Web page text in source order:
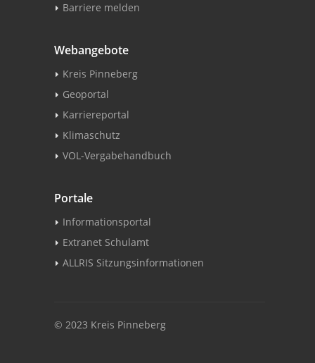
Barriere melden
Webangebote
Kreis Pinneberg
Geoportal
Karriereportal
Klimaschutz
VOL-Vergabehandbuch
Portale
Informationsportal
Extranet Schulamt
ALLRIS Sitzungsinformationen
© 2023 Kreis Pinneberg